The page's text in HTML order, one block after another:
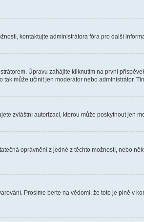
kontaktujte administrátora fóra pro další
Úpravu zahájíte kliknutím na první
může učinit jen moderátor nebo administrátor.
zvláštní autorizaci, kterou může poskytnout jen
oprávnění z jedné z těchto možností, nebo
Prosíme berte na vědomí, že toto je plně v